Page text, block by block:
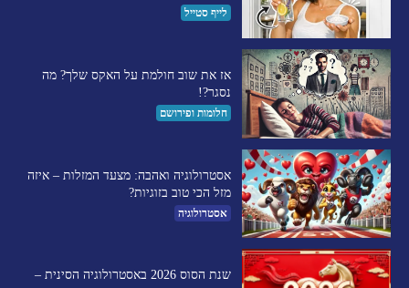
לייף סטייל
אז את שוב חולמת על האקס שלך? מה
נסגר?!
חלומות ופירושם
אסטרולוגיה ואהבה: מצעד המזלות – איזה
מזל הכי טוב בזוגיות?
אסטרולוגיה
שנת הסוס 2026 באסטרולוגיה הסינית –